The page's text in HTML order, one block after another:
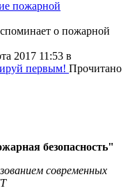
о пожарной
2017 11:53 в
первым! Прочитано
безопасность"
современных